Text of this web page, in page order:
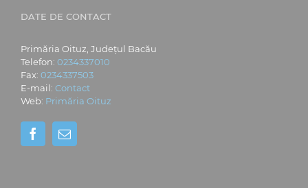
DATE DE CONTACT
Primăria Oituz, Județul Bacău
Telefon: 0234337010
Fax: 0234337503
E-mail: Contact
Web: Primăria Oituz